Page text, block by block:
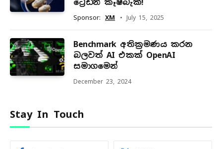
ට්‍රේඩින් කෑෂ්බැක්!
Sponsor: XM July 15, 2025
Benchmark අතික්‍රමණය කරන
බලවත් AI එකක් OpenAI
සමාගමෙන්
December 23, 2024
Stay In Touch